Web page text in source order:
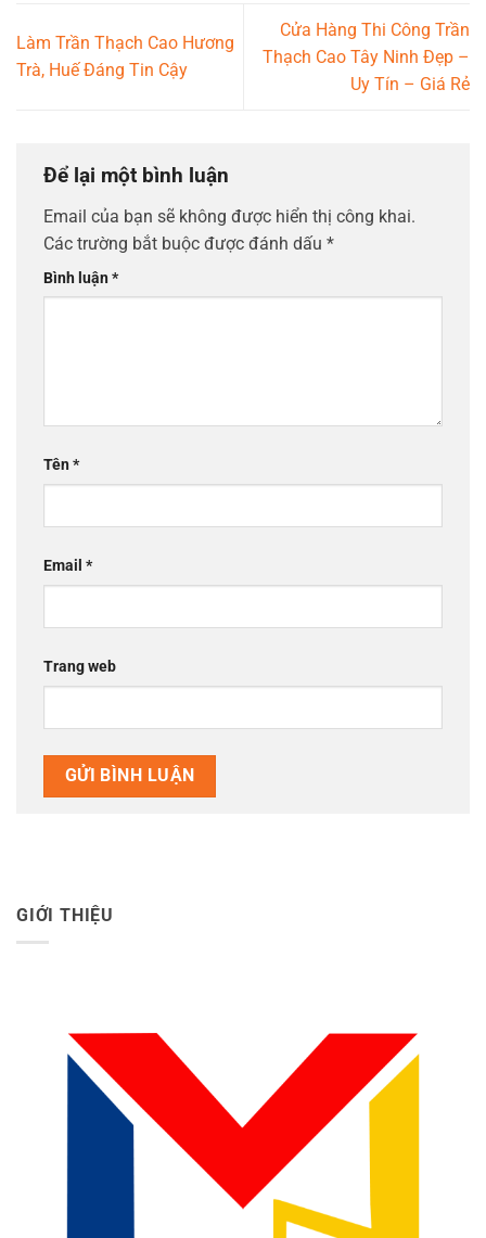
Làm Trần Thạch Cao Hương
Trà, Huế Đáng Tin Cậy
Cửa Hàng Thi Công Trần
Thạch Cao Tây Ninh Đẹp –
Uy Tín – Giá Rẻ
Để lại một bình luận
Email của bạn sẽ không được hiển thị công khai.
Các trường bắt buộc được đánh dấu *
Bình luận*
Tên*
Email *
Trang web
GIỚI THIỆU